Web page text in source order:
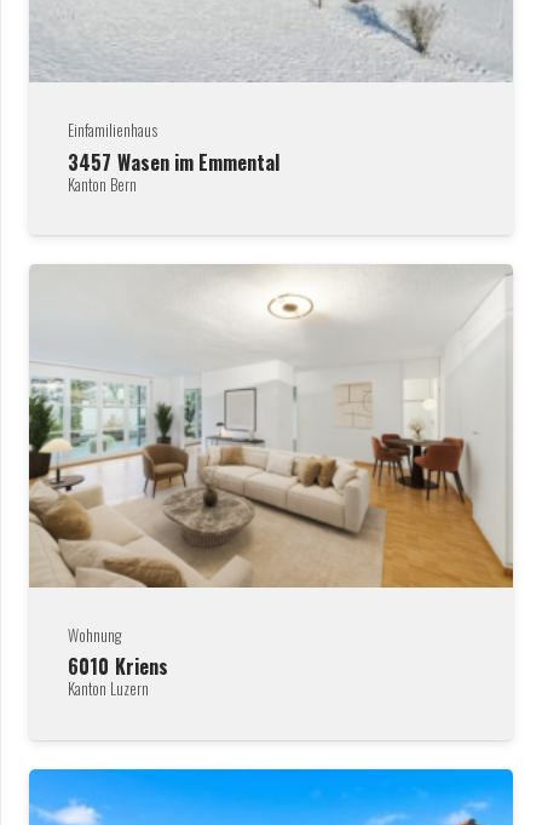
Einfamilienhaus
3457 Wasen im Emmental
Kanton Bern
Wohnung
6010 Kriens
Kanton Luzern